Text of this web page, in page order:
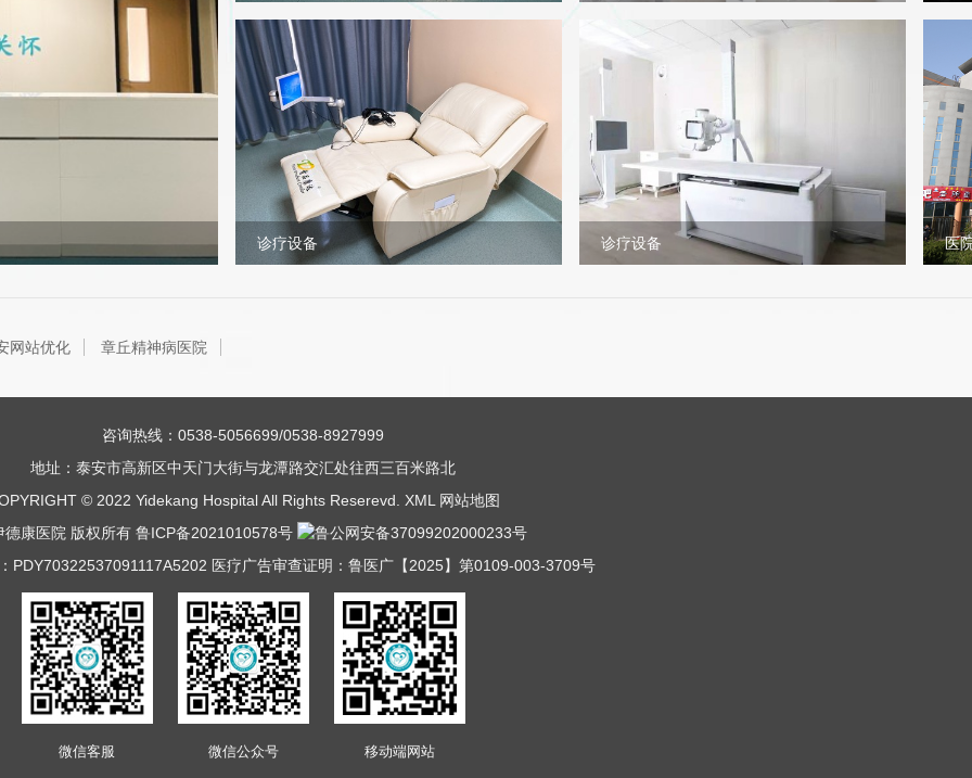
诊疗设备 诊疗设备 医
网站优化 章丘精神病医院
咨询热线：0538-5056699/0538-8927999
地址：泰安市高新区中天门大街与龙潭路交汇处往西三百米路北
© 2022 Yidekang Hospital All Rights Reserevd. XML 网站地图
德康医院 版权所有 鲁ICP备2021010578号
鲁公网安备37099202000233号
PDY70322537091117A5202 医疗广告审查证明：鲁医广【2025】第0109-003-3709号
微信客服 微信公众号 移动端网站